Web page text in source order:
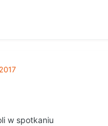
w spotkaniu